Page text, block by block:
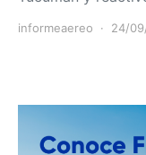
informeaereo 24/